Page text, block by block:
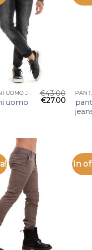
PANTALONI UOMO JEANS
uomo
€43.00
€27.00
In